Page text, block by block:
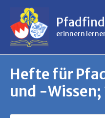
springen
springen
erinnern
Hefte für
und -Wissen;